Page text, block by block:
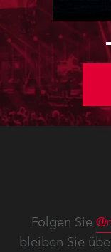
Laser
Folgen Sie
bleiben Sie